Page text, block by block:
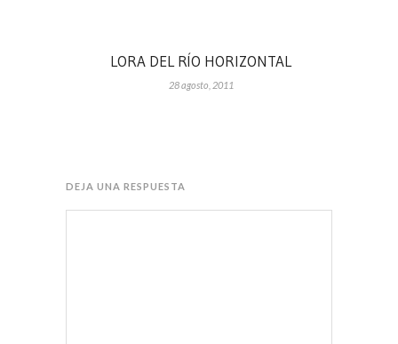
LORA DEL RÍO HORIZONTAL
28 agosto, 2011
DEJA UNA RESPUESTA